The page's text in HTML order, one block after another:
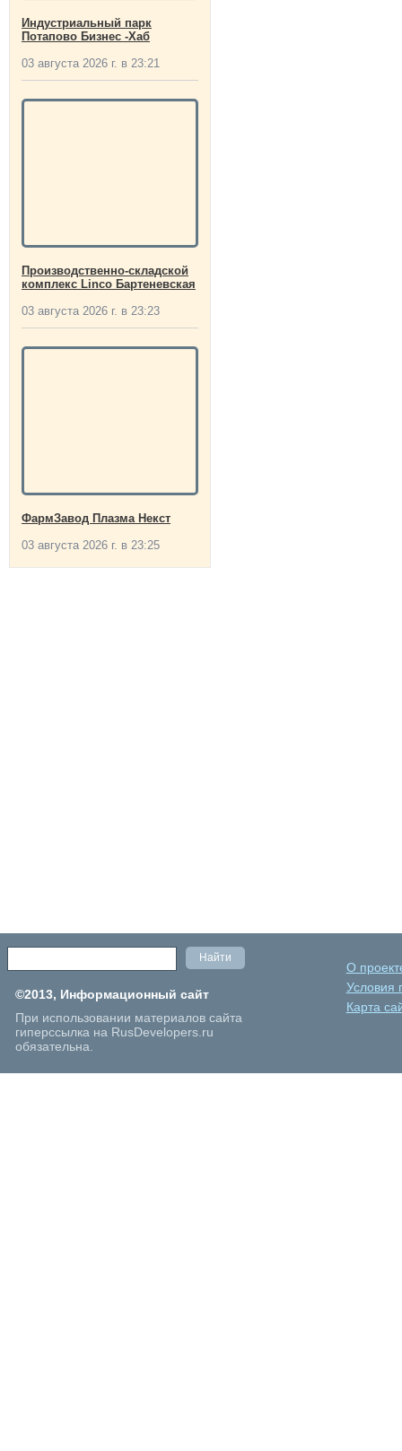
Индустриальный парк
Потапово Бизнес -Хаб
03 августа 2026 г. в 23:21
Производственно-складской
комплекс Linco Бартеневская
03 августа 2026 г. в 23:23
ФармЗавод Плазма Некст
03 августа 2026 г. в 23:25
©2013, Информационный сайт
При использовании материалов сайта
гиперссылка на RusDevelopers.ru
обязательна.
О
Условия
Карта